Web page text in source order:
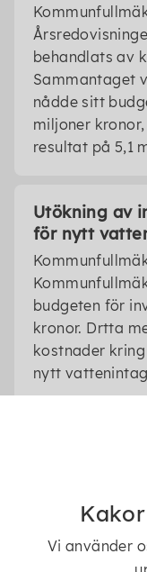
behandlats av
Sammantaget
nådde sitt
miljoner
resultat på 5,1
Utökning av
för nytt
budgeten för
kronor. Drtta
kostnader
nytt
Pengar till
000 kronor till
att öka
Vi använder